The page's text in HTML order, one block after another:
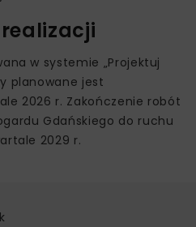
w systemie „Projektuj
planowane jest
2026 r. Zakończenie robót
Gdańskiego do ruchu
2029 r.